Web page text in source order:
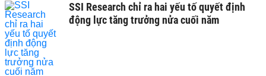
SSI Research chỉ ra hai yếu tố quyết định
động lực tăng trưởng nửa cuối năm